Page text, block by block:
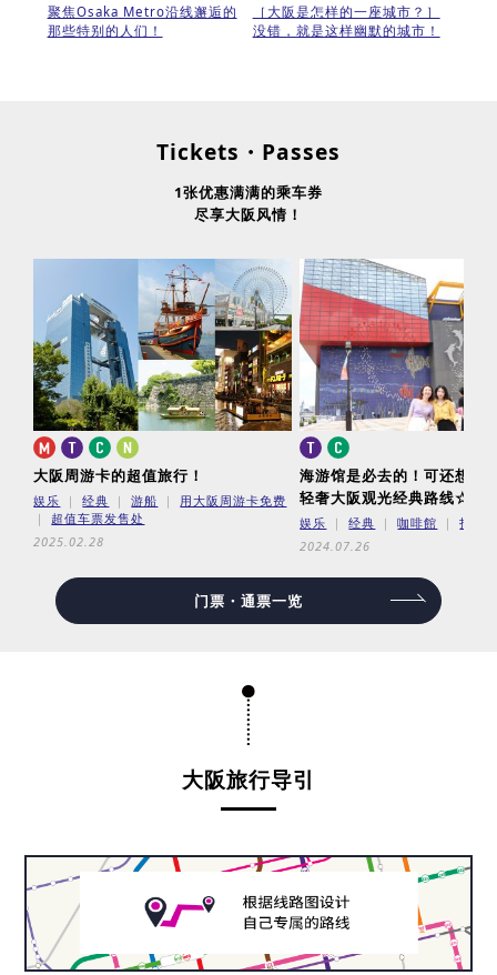
聚焦Osaka Metro沿线邂逅的
那些特别的人们！
［大阪是怎样的一座城市？］
没错，就是这样幽默的城市！
Tickets・Passes
1张优惠满满的乘车券
尽享大阪风情！
大阪周游卡的超值旅行！
娱乐 经典 游船
用大阪周游卡免费
超值车票发售处
2025.02.28
海游馆是必去的！可还想要
轻奢大阪观光经典路线☆
娱乐 经典 咖啡館
拍照
2024.07.26
门票・通票一览
大阪旅行导引